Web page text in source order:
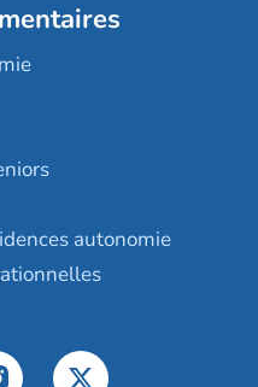
autonomie